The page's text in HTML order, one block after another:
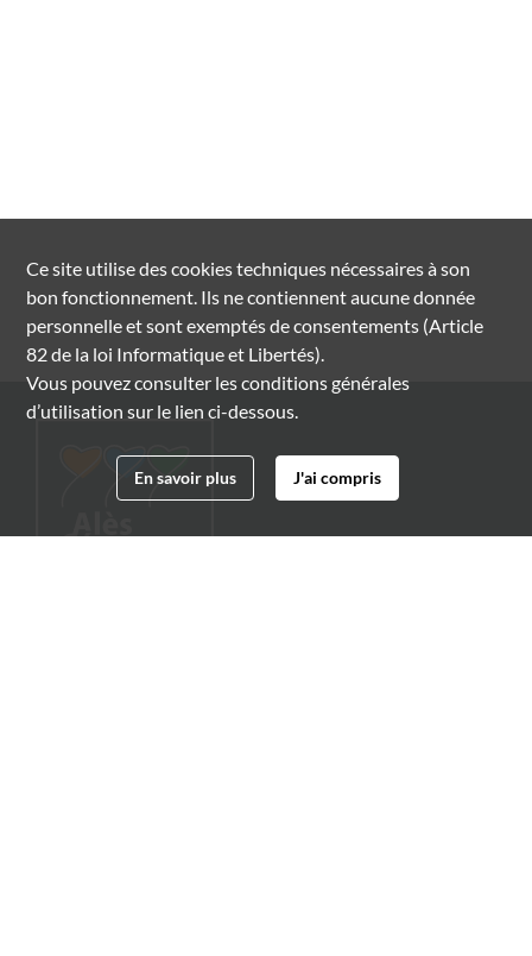
Ce site utilise descookiestechniques nécessaires à son
bon fonctionnement. Ils ne contiennent aucune donnée
personnelle et sont exemptés de consentements (Article
82 de la loi Informatique et Libertés).
Vous pouvez consulter les conditions générales
d’utilisation sur le lien ci-dessous.
En savoir plus J'ai compris